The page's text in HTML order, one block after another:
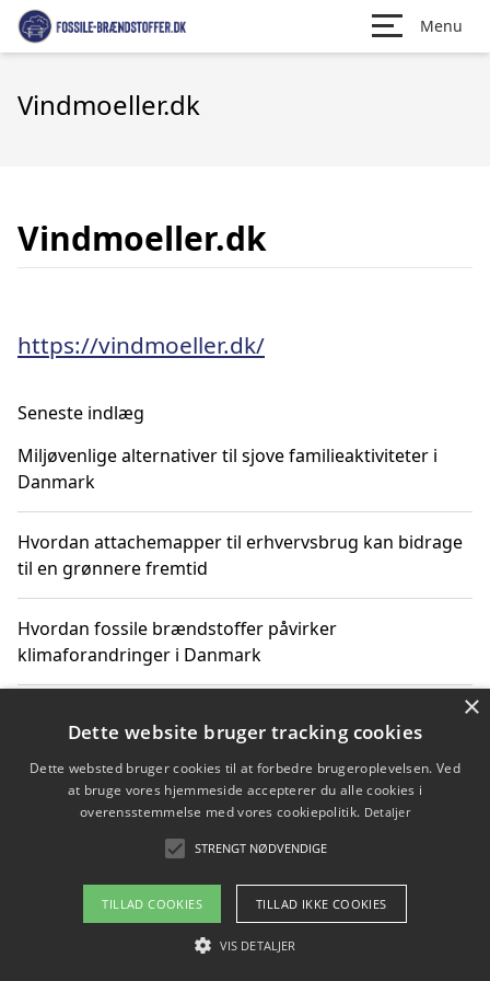
Menu
Vindmoeller.dk
Vindmoeller.dk
https://vindmoeller.dk/
Seneste indlæg
Miljøvenlige alternativer til sjove familieaktiviteter i
Danmark
Hvordan attachemapper til erhvervsbrug kan bidrage
til en grønnere fremtid
Hvordan fossile brændstoffer påvirker
klimaforandringer i Danmark
klimaændringer
Hvordan citater om fossile brændstoffer kan ændre
Copyright 2026 - Pilanto Aps
Om / kontakt
×
Dette website bruger tracking cookies
Dette websted bruger cookies til at forbedre brugeroplevelsen. Ved
at bruge vores hjemmeside accepterer du alle cookies i
overensstemmelse med vores cookiepolitik. Detaljer
STRENGT NØDVENDIGE
TILLAD COOKIES TILLAD IKKE COOKIES
VIS DETALJER